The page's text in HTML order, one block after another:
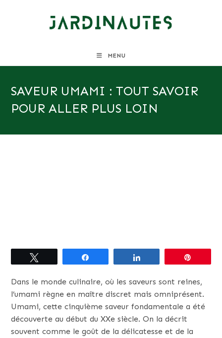
MENU
SAVEUR UMAMI : TOUT SAVOIR
POUR ALLER PLUS LOIN
Dans le monde culinaire, où les saveurs sont reines,
l’umami règne en maître discret mais omniprésent.
Umami, cette cinquième saveur fondamentale a été
découverte au début du XXe siècle. On la décrit
souvent comme le goût de la délicatesse et de la